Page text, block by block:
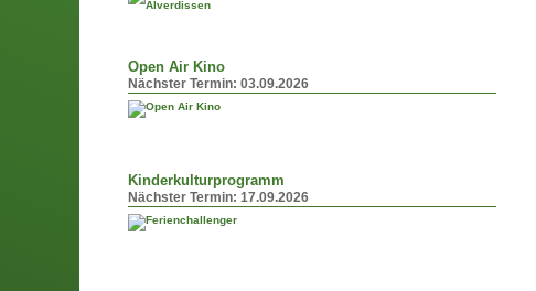
Open Air Kino
Nächster Termin: 03.09.2026
Kinderkulturprogramm
Nächster Termin: 17.09.2026